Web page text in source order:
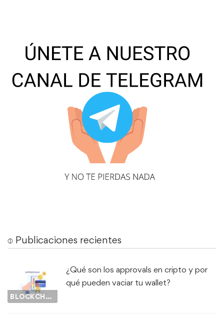
⌽ Publicaciones recientes
BLOCKCHAIN
¿Qué son los approvals en cripto y por
qué pueden vaciar tu wallet?